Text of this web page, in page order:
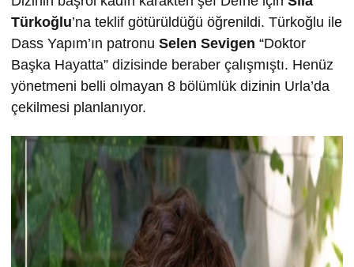
Türkoğlu’na teklif götürüldüğü öğrenildi. Türkoğlu ile
Dass Yapım’ın patronu Selen Sevigen “Doktor
Başka Hayatta” dizisinde beraber çalışmıştı. Henüz
yönetmeni belli olmayan 8 bölümlük dizinin Urla’da
çekilmesi planlanıyor.